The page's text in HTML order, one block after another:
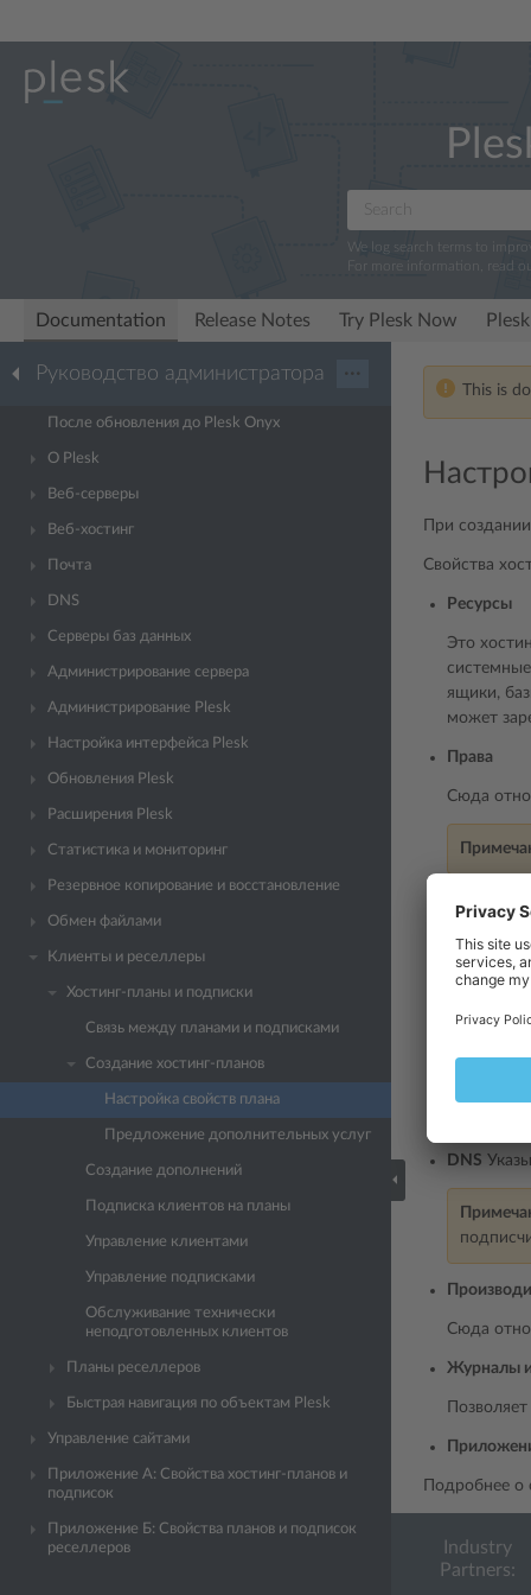
We log search terms to
For more information, read
Documentation Release Notes Try Plesk Now
Руководство администратора ···
После обновления до Plesk Onyx
О Plesk
Веб-серверы
Веб-хостинг
Почта
DNS
Серверы баз данных
Администрирование сервера
Администрирование Plesk
Настройка интерфейса Plesk
Обновления Plesk
Расширения Plesk
Статистика и мониторинг
Резервное копирование и восстановление
Обмен файлами
Клиенты и реселлеры
Хостинг-планы и подписки
Связь между планами и подписками
Создание хостинг-планов
Настройка свойств плана
Предложение дополнительных услуг
Создание дополнений
Подписка клиентов на планы
Управление клиентами
Управление подписками
Обслуживание технически
неподготовленных клиентов
Планы реселлеров
Быстрая навигация по объектам Plesk
Управление сайтами
Приложение A: Свойства хостинг-планов и
подписок
Приложение Б: Свойства планов и подписок
реселлеров
This is
При
Свойства
Ресурсы
Это
ящики,
может
Права
Сюда
Сюда
Сюда
Сюда
DNS
Сюда
Журналы и
Подробнее о
Industry
Partners: